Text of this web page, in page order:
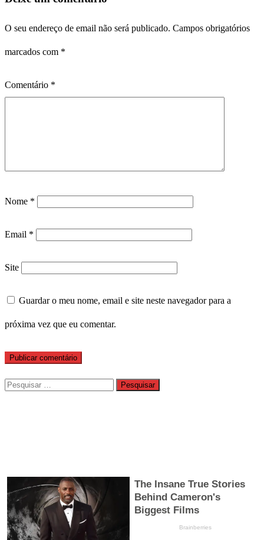
O seu endereço de email não será publicado. Campos obrigatórios
marcados com *
Comentário *
Nome *
Email *
Site
Guardar o meu nome, email e site neste navegador para a
próxima vez que eu comentar.
Pesquisar
por: